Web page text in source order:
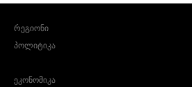
რეგიონი
პოლიტიკა
ეკონომიკა